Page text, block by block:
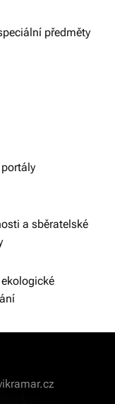
předměty
a sběratelské